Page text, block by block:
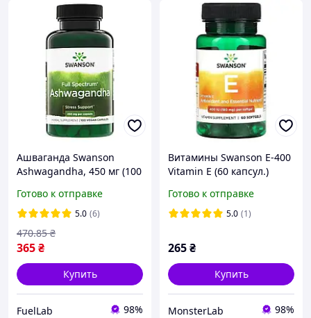
Ашваганда Swanson
Ashwagandha, 450 мг (100
Готово к отправке
5.0 (6)
365₴
470.85 ₴
Купить
FuelLab 98%
Витамины Swanson E-400
Vitamin E (60 капсул.)
Готово к отправке
5.0 (1)
265₴
Купить
MonsterLab 98%